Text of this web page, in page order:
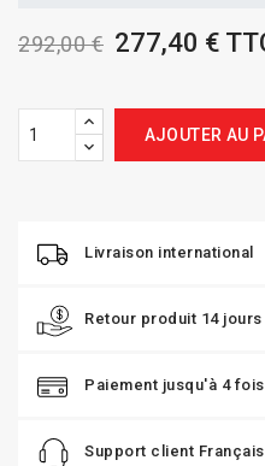
292,00 € 277,40 €
AJOUTER AU
Livraison international
Retour produit 14 jours
Paiement jusqu'à 4 fois
Support client Français